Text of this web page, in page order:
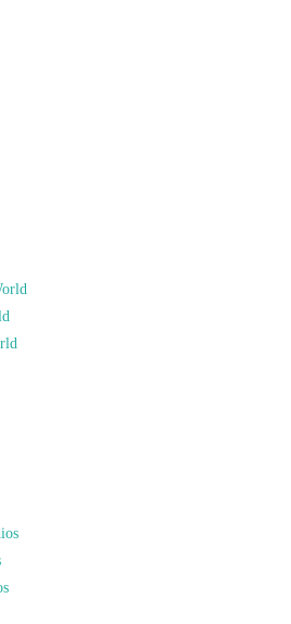
a través de nuestros enlaces nos ayuda a
con más compañías. De esta forma os
servicios turísticos y a los mejores precios.
para tus viajes simplemente pinchando
ningún coste adicional (incluso en la
descuentos exclusivos) y a nosotros nos
poder seguir haciendo posible que regalemos
de manera gratuita con la preparación de tu
libre para todo el mundo, así que
te mostramos los mejores consejos
En nuestra web disponemos de toda la
tu viaje a cualquier destino, pero
Si quieres información personalizada de
o rellena el formulario